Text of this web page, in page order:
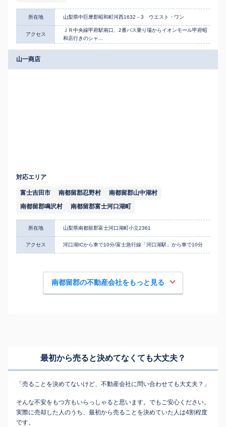
所在地 山梨県中巨摩郡昭和町河西1632－3 ウエスト・ワン
アクセス
ＪＲ中央線甲府駅南口、2番バス乗り場からイオンモール甲府昭
和店行きのシャ...
山一商店
対応エリア
富士吉田市 南都留郡忍野村
南都留郡山中湖村
南都留郡鳴沢村
南都留郡富士河口湖町
所在地 山梨県南都留郡富士河口湖町小立2361
アクセス 河口湖ICから車で10分/富士急行線「河口湖駅」から車で10分
南都留郡の不動産会社をもっと見る
最初から売ると決めてなくても大丈夫？
「売ることを決めてないけど、不動産会社に問い合わせても大丈夫？」
そんな不安をもつ方もいらっしゃると思います。でもご安心ください。
実際に売却した人のうち、最初から売ることを決めていた人は4割程度
です。